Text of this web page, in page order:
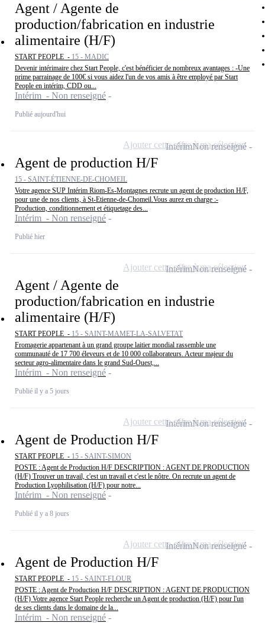
Agent / Agente de
production/fabrication en industrie
alimentaire (H/F)
START PEOPLE - 15 - MADIC
Devenir intérimaire chez Start People, c'est bénéficier de nombreux avantages : -Une
prime parrainage de 100€ si vous aidez l'un de vos amis à être employé par Start
People en intérim, CDD ou...
Intérim - Non renseigné
Publié aujourd'hui
Agent de production H/F
15 - SAINT-ÉTIENNE-DE-CHOMEIL
Votre agence SUP Intérim Riom-Es-Montagnes recrute un agent de production H/F,
pour une de nos clients, à St-Etienne-de-Chomeil.Vous aurez en charge :-
Production, conditionnement et étiquetage des...
Intérim - Non renseigné
Publié hier
IntérimNon renseigné
Ajouter cette offre à ma sélection
Agent / Agente de
production/fabrication en industrie
alimentaire (H/F)
START PEOPLE - 15 - SAINT-MAMET-LA-SALVETAT
Fromagerie appartenant à un grand groupe laitier mondial rassemble une
communauté de 17 700 éleveurs et de 10 000 collaborateurs. Acteur majeur du
secteur agro-alimentaire dans le grand Sud-Ouest,...
Intérim - Non renseigné
Publié il y a 5 jours
IntérimNon renseigné
Ajouter cette offre à ma sélection
Agent de Production H/F
START PEOPLE - 15 - SAINT-SIMON
POSTE : Agent de Production H/F DESCRIPTION : AGENT DE PRODUCTION
(H/F) Trouver un travail, c'est un travail et c'est le nôtre. On recrute un agent de
Production Lyophilisation (H/F) pour notre...
Intérim - Non renseigné
Publié il y a 8 jours
IntérimNon renseigné
Ajouter cette offre à ma sélection
Agent de Production H/F
START PEOPLE - 15 - SAINT-FLOUR
POSTE : Agent de Production H/F DESCRIPTION : AGENT DE PRODUCTION
(H/F) Votre agence Start People recherche un Agent de production (H/F) pour l'un
de ses clients dans le domaine de la...
Intérim - Non renseigné
IntérimNon renseigné
Ajouter cette offre à ma sélection